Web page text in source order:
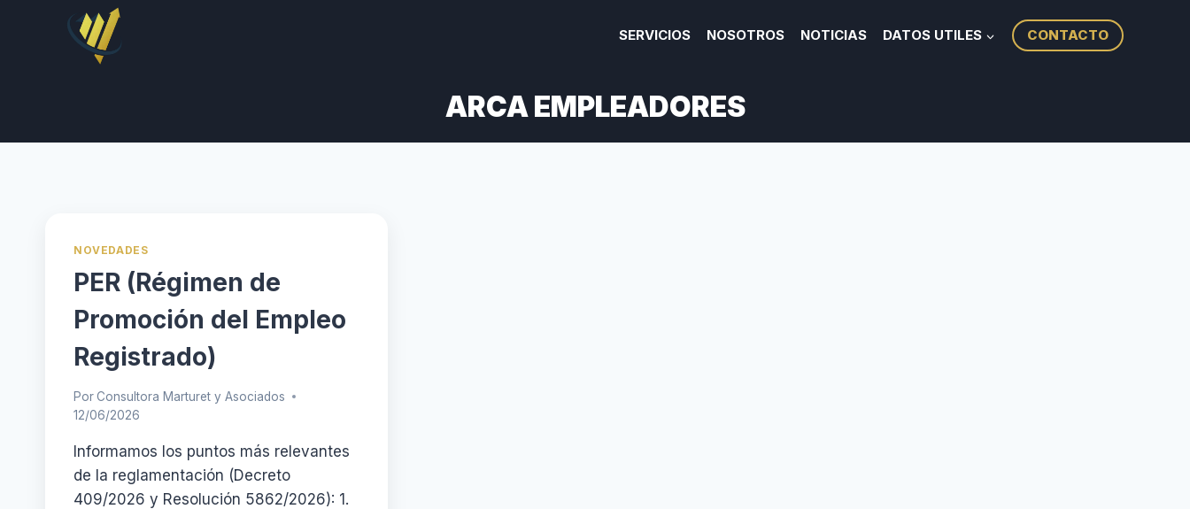
SERVICIOS NOSOTROS NOTICIAS DATOS UTILES CONTACTO
ARCA EMPLEADORES
NOVEDADES
PER (Régimen de
Promoción del Empleo
Registrado)
PorConsultora Marturet y Asociados
12/06/2026
Informamos los puntos más relevantes
de la reglamentación (Decreto
409/2026 y Resolución 5862/2026): 1.